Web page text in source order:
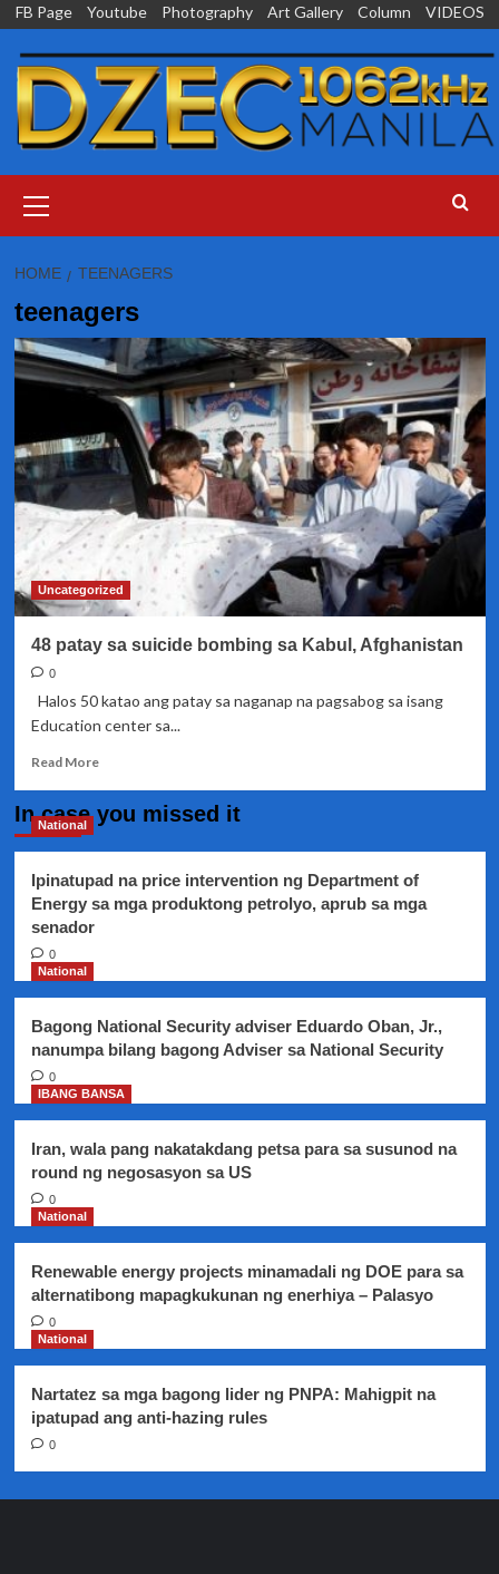
Skip
content
FB Page Youtube Photography Art Gallery Column VIDEOS
Menu
HOME TEENAGERS
teenagers
Uncategorized
48 patay sa suicide bombing sa Kabul, Afghanistan
0
Halos 50 katao ang patay sa naganap na pagsabog sa isang
Education center sa...
Read MoreRead
48
suicide
bombing
In case you missed it
National
Ipinatupad na price intervention ng Department of
Energy sa mga produktong petrolyo, aprub sa mga
senador
0
National
Bagong National Security adviser Eduardo Oban, Jr.,
nanumpa bilang bagong Adviser sa National Security
0
IBANG BANSA
Iran, wala pang nakatakdang petsa para sa susunod na
round ng negosasyon sa US
0
National
Renewable energy projects minamadali ng DOE para sa
alternatibong mapagkukunan ng enerhiya – Palasyo
0
National
Nartatez sa mga bagong lider ng PNPA: Mahigpit na
ipatupad ang anti-hazing rules
0